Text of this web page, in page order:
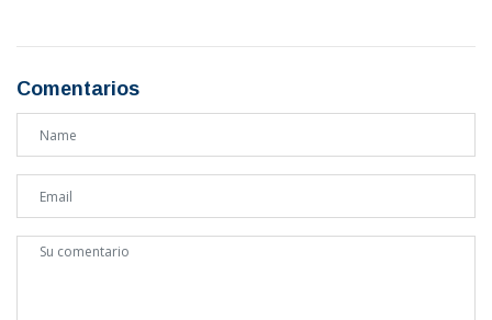
Comentarios